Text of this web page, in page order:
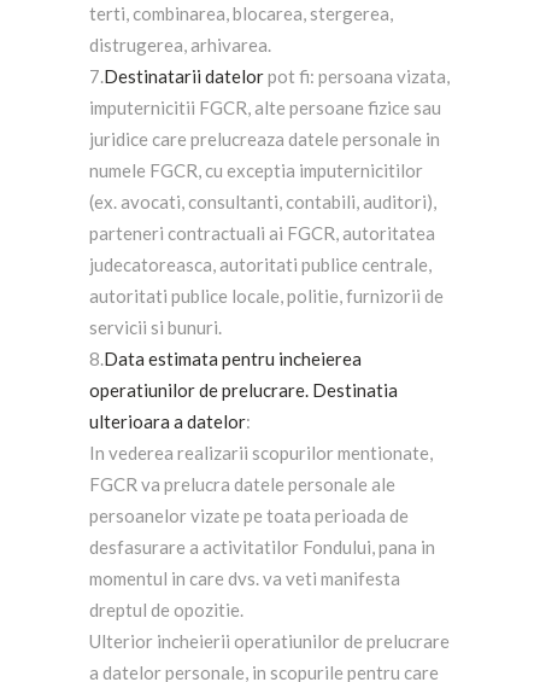
terti, combinarea, blocarea, stergerea,
distrugerea, arhivarea.
7.Destinatarii datelorpot fi: persoana vizata,
imputernicitii FGCR, alte persoane fizice sau
juridice care prelucreaza datele personale in
numele FGCR, cu exceptia imputernicitilor
(ex. avocati, consultanti, contabili, auditori),
parteneri contractuali ai FGCR, autoritatea
judecatoreasca, autoritati publice centrale,
autoritati publice locale, politie, furnizorii de
servicii si bunuri.
8.Data estimata pentru incheierea
operatiunilor de prelucrare. Destinatia
ulterioara a datelor:
In vederea realizarii scopurilor mentionate,
FGCR va prelucra datele personale ale
persoanelor vizate pe toata perioada de
desfasurare a activitatilor Fondului, pana in
momentul in care dvs. va veti manifesta
dreptul de opozitie.
Ulterior incheierii operatiunilor de prelucrare
a datelor personale, in scopurile pentru care